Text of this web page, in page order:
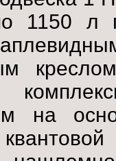
1150 л
на